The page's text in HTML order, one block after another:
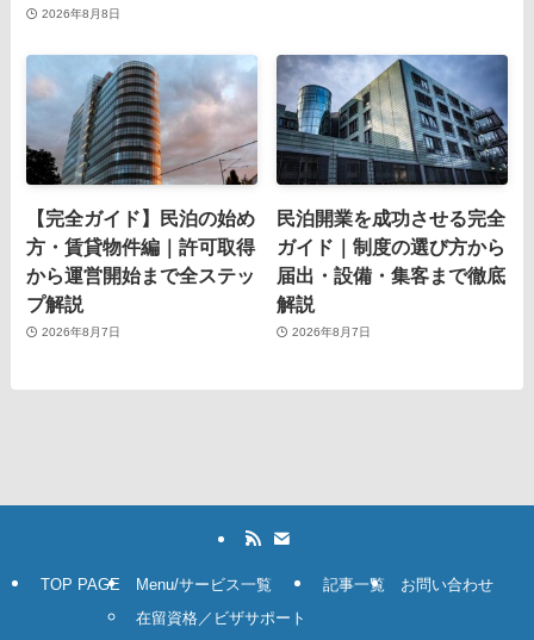
2026年8月8日
【完全ガイド】民泊の始め
方・賃貸物件編｜許可取得
から運営開始まで全ステッ
プ解説
2026年8月7日
民泊開業を成功させる完全
ガイド｜制度の選び方から
届出・設備・集客まで徹底
解説
2026年8月7日
TOP PAGE
Menu/サービス一覧
在留資格／ビザサポート
記事一覧 お問い合わせ